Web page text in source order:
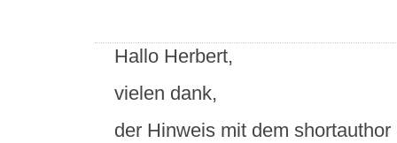
Hallo Herbert,
vielen dank,
der Hinweis mit dem